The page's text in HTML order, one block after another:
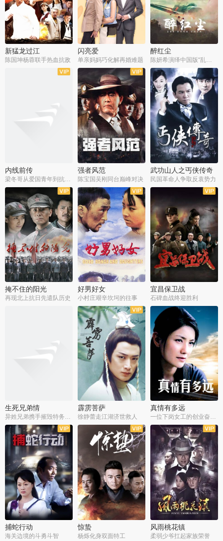
新猛龙过江
陈国坤杨蓉联手热血抗敌
闪亮爱
单亲妈妈巧化解再婚难题
醉红尘
陈妍希演绎中国版“乱世佳人”
内线前传
全30集
强者风范
陈宝国吴刚同台巅峰对决
全30集
武功山人之丐侠传奇
民国革命人争取反袁势力
全38集
掩不住的阳光
再现北上抗日先遣队历史
全9集
好男好女
小村庄艰辛坎坷的往事
全35集
宜昌保卫战
石碑血战终迎胜利
生死兄弟情
异姓兄弟携手摧毁特务阴谋
全40集
霹雳菩萨
徐静蕾走江湖济世救人
全25集
真情有多远
一位下岗女工的创业奋斗史
全22集
捕蛇行动
海关边境的斗勇斗智
全39集
惊蛰
杨烁化身双面特工
全36集
风雨桃花镇
柔弱少爷扛起家族荣誉